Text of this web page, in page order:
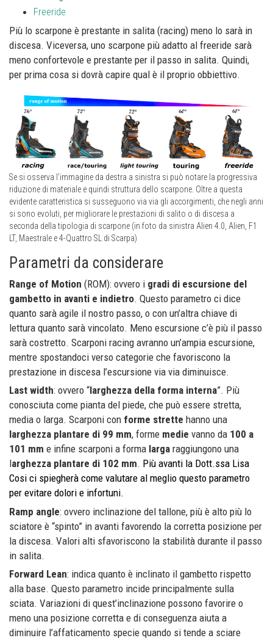
Freeride
Più lo scarpone è prestante in salita (racing) meno lo sarà in
discesa. Viceversa, uno scarpone più adatto al freeride sarà
meno confortevole e prestante per il passo in salita. Quindi,
per prima cosa si dovrà capire qual è il proprio obbiettivo.
Se si osserva l’immagine da destra a sinistra si può notare la progressiva
riduzione di materiale e quindi struttura dello scarpone. Oltre a questa
evidente caratteristica si susseguono via via gli accorgimenti, che negli anni
si sono evoluti, per migliorare le prestazioni di salito o di discesa a
seconda della tipologia di scarpone (in foto da sinistra Alien 4.0, Alien, F1
LT, Maestrale e 4-Quattro SL di Scarpa)
Parametri da considerare
Range of Motion (ROM): ovvero i gradi di escursione del
gambetto in avanti e indietro. Questo parametro ci dice
quanto sarà agile il nostro passo, o con un’altra chiave di
lettura quanto sarà vincolato. Meno escursione c’è più il passo
sarà costretto. Scarponi racing avranno un’ampia escursione,
mentre spostandoci verso categorie che favoriscono la
prestazione in discesa l’escursione via via diminuisce.
Last width: ovvero “larghezza della forma interna”. Più
conosciuta come pianta del piede, che può essere stretta,
media o larga. Scarponi con forme strette hanno una
larghezza plantare di 99 mm, forme medie vanno da 100 a
101 mm e infine scarponi a forma larga raggiungono una
larghezza plantare di 102 mm. Più avanti la Dott.ssa Lisa
Cosi ci spiegherà come valutare al meglio questo parametro
per evitare dolori e infortuni.
Ramp angle: ovvero inclinazione del tallone, più è alto più lo
sciatore è “spinto” in avanti favorendo la corretta posizione per
la discesa. Valori alti sfavoriscono la stabilità durante il passo
in salita.
Forward Lean: indica quanto è inclinato il gambetto rispetto
alla base. Questo parametro incide principalmente sulla
sciata. Variazioni di quest’inclinazione possono favorire o
meno una posizione corretta e di conseguenza aiuta a
diminuire l’affaticamento specie quando si tende a sciare